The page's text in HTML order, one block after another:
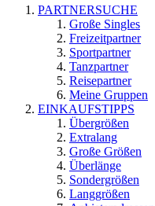
PARTNERSUCHE
Große Singles
Freizeitpartner
Sportpartner
Tanzpartner
Reisepartner
Meine Gruppen
EINKAUFSTIPPS
Übergrößen
Extralang
Große Größen
Überlänge
Sondergrößen
Langgrößen